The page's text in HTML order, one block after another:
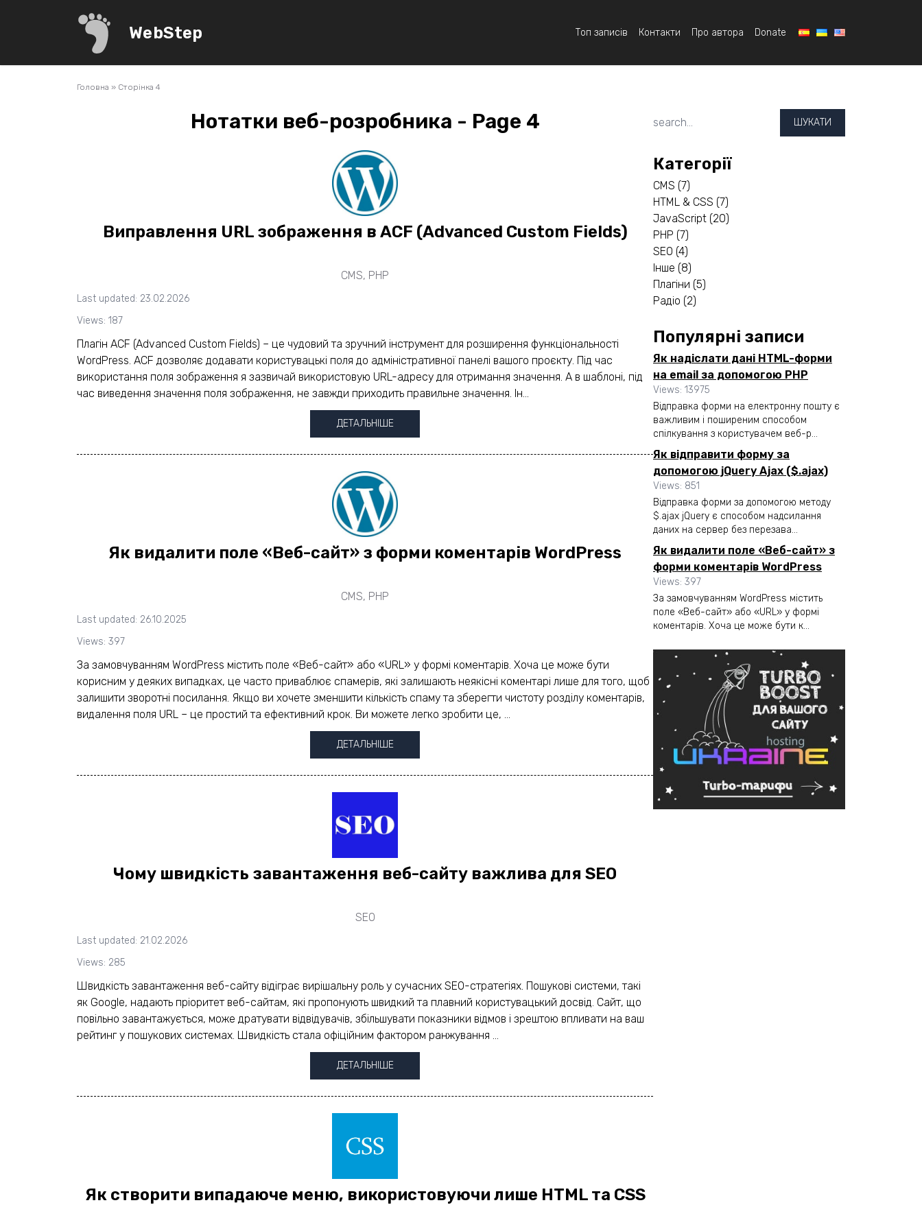
WebStep Топ записів Контакти Про автора Donate
Головна » Сторінка 4
Нотатки веб-розробника - Page 4
Виправлення URL зображення в ACF (Advanced Custom Fields)
CMS, PHP
Last updated: 23.02.2026
Views: 187
Плагін ACF (Advanced Custom Fields) – це чудовий та зручний інструмент для розширення функціональності
WordPress. ACF дозволяє додавати користувацькі поля до адміністративної панелі вашого проєкту. Під час
використання поля зображення я зазвичай використовую URL-адресу для отримання значення. А в шаблоні, під
час виведення значення поля зображення, не завжди приходить правильне значення. Ін...
ДЕТАЛЬНІШЕ
Як видалити поле «Веб-сайт» з форми коментарів WordPress
CMS, PHP
Last updated: 26.10.2025
Views: 397
За замовчуванням WordPress містить поле «Веб-сайт» або «URL» у формі коментарів. Хоча це може бути
корисним у деяких випадках, це часто приваблює спамерів, які залишають неякісні коментарі лише для того, щоб
залишити зворотні посилання. Якщо ви хочете зменшити кількість спаму та зберегти чистоту розділу коментарів,
видалення поля URL – це простий та ефективний крок. Ви можете легко зробити це, ...
ДЕТАЛЬНІШЕ
Чому швидкість завантаження веб-сайту важлива для SEO
SEO
Last updated: 21.02.2026
Views: 285
Швидкість завантаження веб-сайту відіграє вирішальну роль у сучасних SEO-стратегіях. Пошукові системи, такі
як Google, надають пріоритет веб-сайтам, які пропонують швидкий та плавний користувацький досвід. Сайт, що
повільно завантажується, може дратувати відвідувачів, збільшувати показники відмов і зрештою впливати на ваш
рейтинг у пошукових системах. Швидкість стала офіційним фактором ранжування ...
ДЕТАЛЬНІШЕ
Як створити випадаюче меню, використовуючи лише HTML та CSS
ШУКАТИ
Категорії
CMS (7)
HTML & CSS (7)
JavaScript (20)
PHP (7)
SEO (4)
Інше (8)
Плагіни (5)
Радіо (2)
Популярні записи
Як надіслати дані HTML-форми
на email за допомогою PHP
Views: 13975
Відправка форми на електронну пошту є
важливим і поширеним способом
спілкування з користувачем веб-р...
Як відправити форму за
допомогою jQuery Ajax ($.ajax)
Views: 851
Відправка форми за допомогою методу
$.ajax jQuery є способом надсилання
даних на сервер без перезава...
Як видалити поле «Веб-сайт» з
форми коментарів WordPress
Views: 397
За замовчуванням WordPress містить
поле «Веб-сайт» або «URL» у формі
коментарів. Хоча це може бути к...